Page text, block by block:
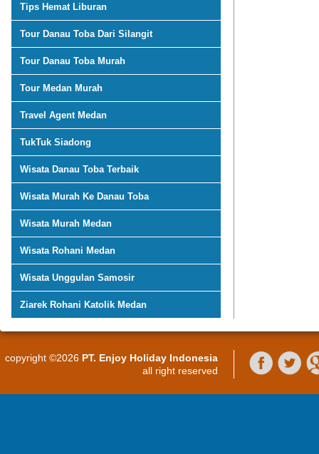
Tips Hemat Liburan
Tour Danau Toba Dari Silangit
Tour Danau Toba Murah
Tour Medan Murah
Travel Agent Medan
TukTuk Siadong
Wisata Danau Toba Terbaik
Wisata Murah Ke Danau Toba
Wisata Murah Medan
Wisata Rohani Medan
Wisata Unggulan Samosir
Ziarek Rohani Katolik Medan
copyright ©2026 PT. Enjoy Holiday Indonesia
all right reserved